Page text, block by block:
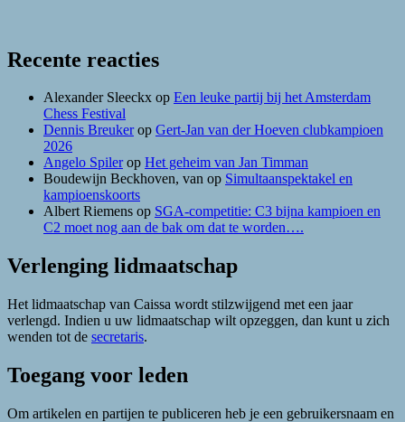
Recente reacties
Alexander Sleeckx op Een leuke partij bij het Amsterdam
Chess Festival
Dennis Breukerop Gert-Jan van der Hoeven clubkampioen
2026
Angelo Spilerop Het geheim van Jan Timman
Boudewijn Beckhoven, van op Simultaanspektakel en
kampioenskoorts
Albert Riemens op SGA-competitie: C3 bijna kampioen en
C2 moet nog aan de bak om dat te worden….
Verlenging lidmaatschap
Het lidmaatschap van Caissa wordt stilzwijgend met een jaar
verlengd. Indien u uw lidmaatschap wilt opzeggen, dan kunt u zich
wenden tot de secretaris.
Toegang voor leden
Om artikelen en partijen te publiceren heb je een gebruikersnaam en